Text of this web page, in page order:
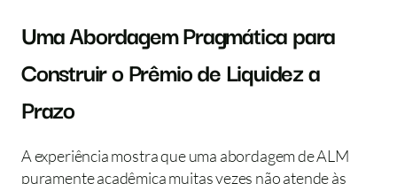
Uma Abordagem Pragmática para
Construir o Prêmio de Liquidez a
Prazo
A experiência mostra que uma abordagem de ALM
puramente acadêmica muitas vezes não atende às